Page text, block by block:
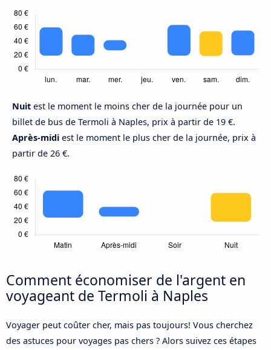
Nuit est le moment le moins cher de la journée pour un
billet de bus de Termoli à Naples, prix à partir de 19 €.
Après-midi est le moment le plus cher de la journée, prix à
partir de 26 €.
Comment économiser de l'argent en
voyageant de Termoli à Naples
Voyager peut coûter cher, mais pas toujours! Vous cherchez
des astuces pour voyages pas chers ? Alors suivez ces étapes